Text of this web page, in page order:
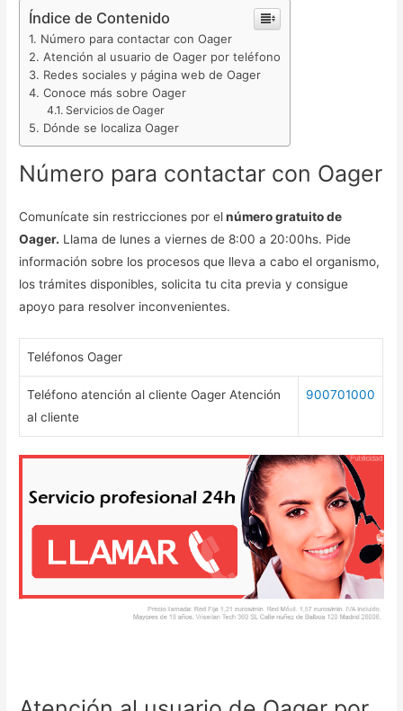
Índice de Contenido
Número para contactar con Oager
Atención al usuario de Oager por teléfono
Redes sociales y página web de Oager
Conoce más sobre Oager
Servicios de Oager
Dónde se localiza Oager
Número para contactar con Oager
Comunícate sin restricciones por elnúmero gratuito de
Oager. Llama de lunes a viernes de 8:00 a 20:00hs. Pide
información sobre los procesos que lleva a cabo el organismo,
los trámites disponibles, solicita tu cita previa y consigue
apoyo para resolver inconvenientes.
Teléfonos Oager
Teléfono atención al cliente Oager Atención
al cliente
900701000